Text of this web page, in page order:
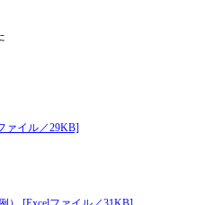
ァイル／29KB]